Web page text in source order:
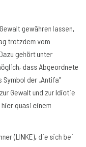
gewähren lassen,
trotzdem vom
gehört unter
dass Abgeordnete
der „Antifa“
Gewalt und zur Idiotie
quasi einem
(LINKE), die sich bei